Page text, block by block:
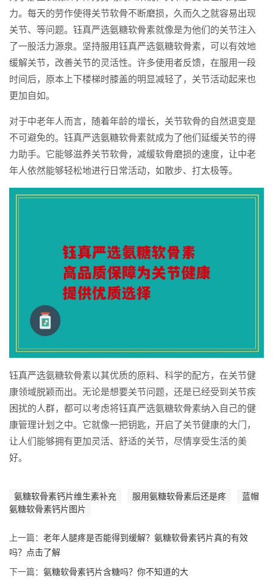
力。每天的劳作使得关节软骨不断磨损，久而久之就容易出现
关节、等问题。钰真严选氨糖软骨素就像是为他们的关节注入
了一股活力源泉。坚持服用钰真严选氨糖软骨素，可以有效地
缓解关节，改善关节的灵活性。许多使用者反馈，在服用一段
时间后，原本上下楼梯时膝盖的明显减轻了，关节活动起来也
更加自如。
对于中老年人而言，随着年龄的增长，关节软骨的自然退变是
不可避免的。钰真严选氨糖软骨素就成为了他们延缓关节的得
力助手。它能够滋养关节软骨，减缓软骨磨损的速度，让中老
年人依然能够轻松地进行日常活动，如散步、打太极等。
钰真严选氨糖软骨素以其优质的原料、科学的配方，在关节健
康领域脱颖而出。无论是想要关节问题，还是已经受到关节疾
困扰的人群，都可以考虑将钰真严选氨糖软骨素纳入自己的健
康管理计划之中。它就像一把钥匙，开启了关节健康的大门，
让人们能够拥有更加灵活、舒适的关节，尽情享受生活的美
好。
氨糖软骨素钙片维生素补充 服用氨糖软骨素后还是疼
蓝帽
氨糖软骨素钙片图片
上一篇： 老年人腿疼是否能得到缓解？氨糖软骨素钙片真的有效
吗？点击了解
下一篇： 氨糖软骨素钙片含糖吗？你不知道的大